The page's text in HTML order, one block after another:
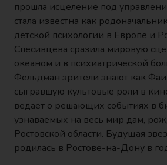
прошла исцеление под
стала известна как
детской психологии в Европе и
Спесивцева сразила мировую
океаном и в психиатрической
Фельдман зрители знают как
сыгравшую культовые роли в
ведает о решающих событиях в
узнаваемых на весь мир дам,
Ростовской области. Будущая
родилась в Ростове-на-Дону в